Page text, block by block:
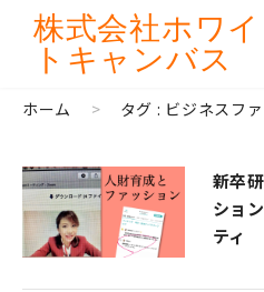
株式会社ホワイ
トキャンバス
ホーム > タグ : ビジネスフ
新卒
ショ
ティ